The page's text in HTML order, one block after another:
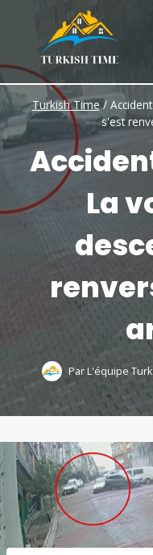
content
Turkish Time/
s'est
La
ParL'équipe